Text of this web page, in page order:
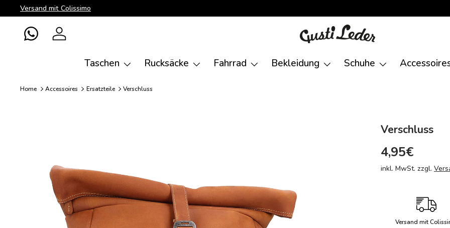
Direkt zum Inhalt
Versand mit Colissimo
WhatsAppEinloggen
Taschen Rucksäcke Fahrrad Bekleidung Schuhe
Home Accessoires Ersatzteile Verschluss
Verschluss
4,95€
inkl. MwSt. zzgl.
Versand mit